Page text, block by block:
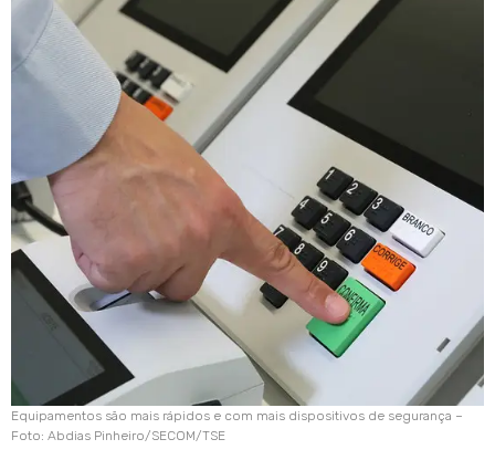
Equipamentos são mais rápidos e com mais dispositivos de segurança –
Foto: Abdias Pinheiro/SECOM/TSE